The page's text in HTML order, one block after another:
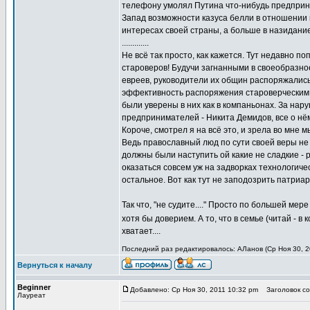
телефону умолял Путина что-нибудь
Запад возможности казуса белли в
интересах своей страны, а больше в
.............
Не всё так просто, как кажется. Тут недавно
староверов! Будучи загнанными в
евреев, руководители их общин
эффективность распоряжения
были уверены в них как в компаньонах. За
предпринимателей - Никита Демидов, все о
Короче, смотрел я на всё это, и зрела во мне
Ведь православный люд по сути своей веры не
должны были наступить ой какие не сладкие
оказаться совсем уж на задворках
остальное. Вот как тут не заподозрить
Так что, "не судите...." Просто по большей
хотя бы доверием. А то, что в семье (читай - в
хватает....
Последний раз редактировалось: АЛанов (Ср Ноя 30,
Вернуться к началу
Beginner
Лауреат
Добавлено: Ср Ноя 30, 2011 10:32 pm Заголовок